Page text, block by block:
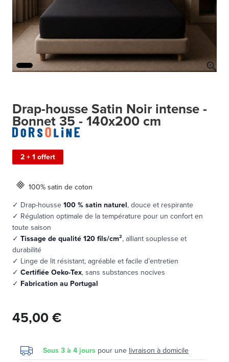
Drap-housse Satin Noir intense -
Bonnet 35 - 140x200 cm
2 + 1 offert
100% satin de coton
✓ Drap-housse 100 % satin naturel, douce et respirante
✓ Régulation optimale de la température pour un confort en
toute saison
✓ Tissage de qualité 120 fils/cm², alliant souplesse et
durabilité
✓ Linge de lit résistant, agréable et facile d’entretien
✓ Certifiée Oeko-Tex, sans substances nocives
✓ Fabrication au Portugal
45,00 €
Sous 3 à 4 jours pour une livraison à domicile